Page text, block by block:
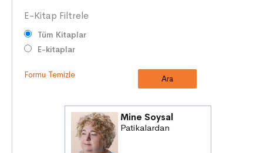
E-Kitap Filtrele
Tüm Kitaplar
E-kitaplar
Formu Temizle
Mine Soysal
Patikalardan